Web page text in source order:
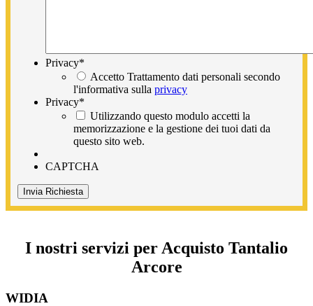
Privacy*
Accetto Trattamento dati personali secondo
l'informativa sulla privacy
Privacy*
Utilizzando questo modulo accetti la
memorizzazione e la gestione dei tuoi dati da
questo sito web.
CAPTCHA
I nostri servizi per Acquisto Tantalio
Arcore
WIDIA